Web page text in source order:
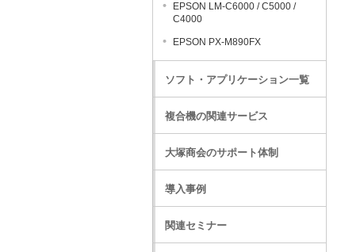
EPSON LM-C6000 / C5000 /
C4000
EPSON PX-M890FX
ソフト・アプリケーション一覧
複合機の関連サービス
大塚商会のサポート体制
導入事例
関連セミナー